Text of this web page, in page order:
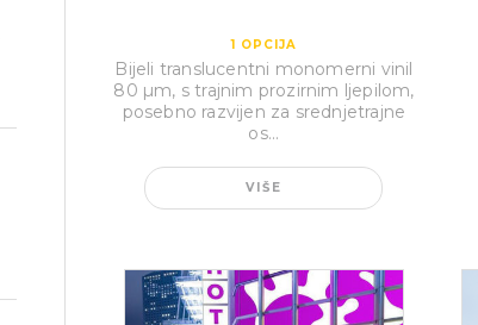
1 OPCIJA
Bijeli translucentni monomerni vinil
80 µm, s trajnim prozirnim ljepilom,
posebno razvijen za srednjetrajne
os...
VIŠE